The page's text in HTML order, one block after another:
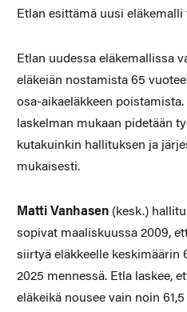
Etlan esittämä uusi eläkemalli
Etlan uudessa eläkemallissa
eläkeiän nostamista 65
osa-aikaeläkkeen
laskelman mukaan pidetään
kutakuinkin hallituksen ja
mukaisesti.
Matti Vanhasen(kesk.)
sopivat maaliskuussa 2009,
siirtyä eläkkeelle keskimäärin
2025 mennessä. Etla laskee,
eläkeikä nousee vain noin